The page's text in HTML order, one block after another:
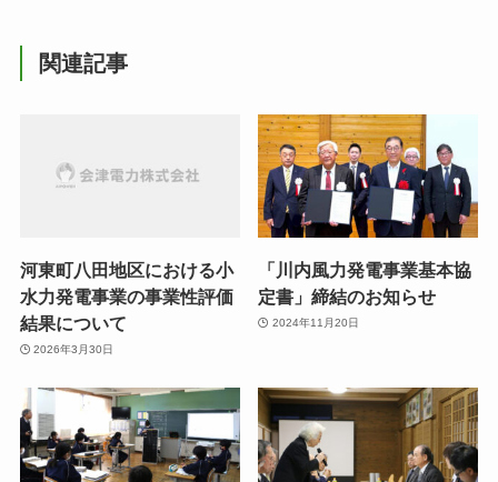
関連記事
河東町八田地区における小
水力発電事業の事業性評価
結果について
2026年3月30日
「川内風力発電事業基本協
定書」締結のお知らせ
2024年11月20日